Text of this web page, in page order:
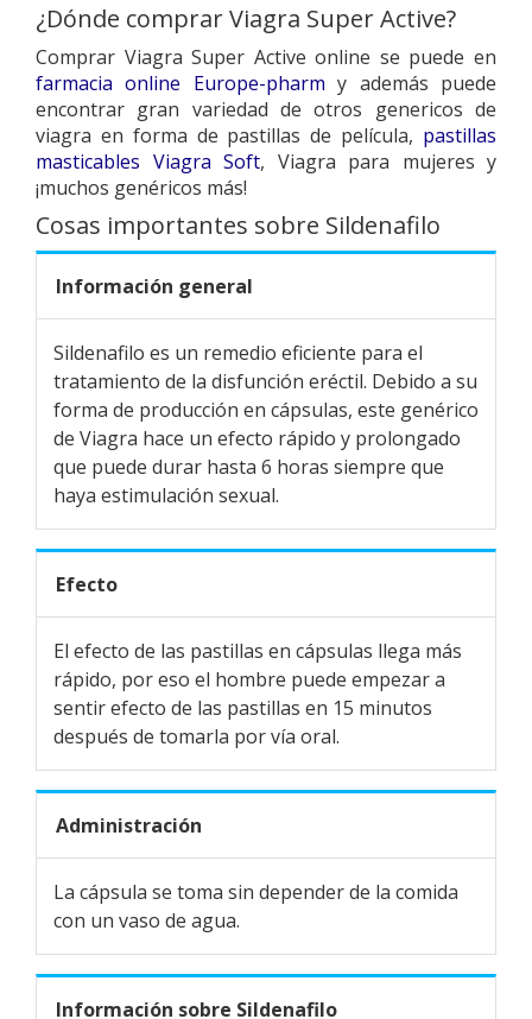
¿Dónde comprar Viagra Super Active?
Comprar Viagra Super Active online se puede en
farmacia online Europe-pharm y además puede
encontrar gran variedad de otros genericos de
viagra en forma de pastillas de película, pastillas
masticables Viagra Soft, Viagra para mujeres y
¡muchos genéricos más!
Cosas importantes sobre Sildenafilo
Información general
Sildenafilo es un remedio eficiente para el
tratamiento de la disfunción eréctil. Debido a su
forma de producción en cápsulas, este genérico
de Viagra hace un efecto rápido y prolongado
que puede durar hasta 6 horas siempre que
haya estimulación sexual.
Efecto
El efecto de las pastillas en cápsulas llega más
rápido, por eso el hombre puede empezar a
sentir efecto de las pastillas en 15 minutos
después de tomarla por vía oral.
Administración
La cápsula se toma sin depender de la comida
con un vaso de agua.
Información sobre Sildenafilo